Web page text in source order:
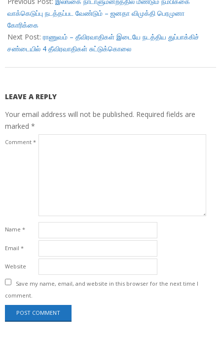
20
வாக்கெடுப்பு நடத்தப்பட வேண்டும் – ஜனதா விமுக்தி பெரமுனா
கோரிக்கை
Next Post: ராணுவம் – தீவிரவாதிகள் இடையே நடத்திய துப்பாக்கிச்
சண்டையில் 4 தீவிரவாதிகள் சுட்டுக்கொலை
LEAVE A REPLY
Your email address will not be published. Required fields are
marked *
Comment *
Name *
Email *
Website
Save my name, email, and website in this browser for the next time I
comment.